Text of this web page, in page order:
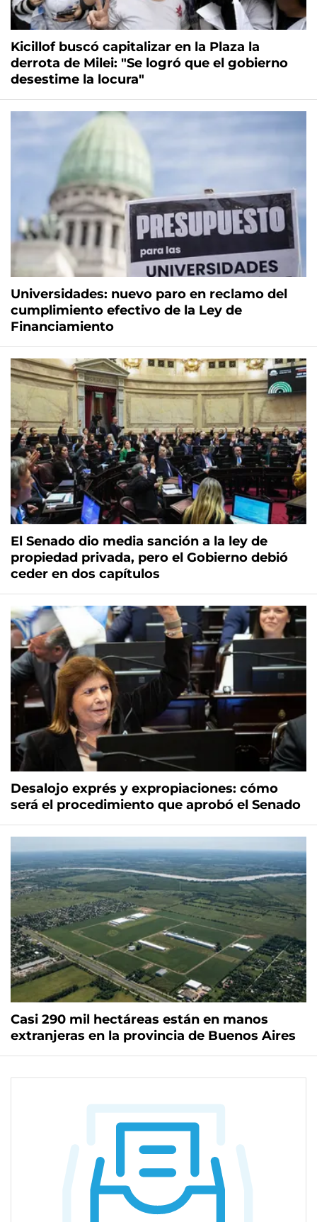
Kicillof buscó capitalizar en la Plaza la
derrota de Milei: "Se logró que el gobierno
desestime la locura"
Universidades: nuevo paro en reclamo del
cumplimiento efectivo de la Ley de
Financiamiento
El Senado dio media sanción a la ley de
propiedad privada, pero el Gobierno debió
ceder en dos capítulos
Desalojo exprés y expropiaciones: cómo
será el procedimiento que aprobó el Senado
Casi 290 mil hectáreas están en manos
extranjeras en la provincia de Buenos Aires